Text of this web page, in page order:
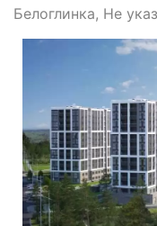
Белоглинка, Не